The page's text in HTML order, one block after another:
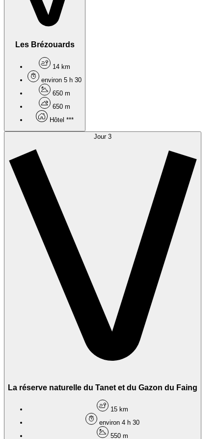
Les Brézouards
14 km
environ 5 h 30
650 m
650 m
Hôtel ***
Jour 3
La réserve naturelle du Tanet et du Gazon du Faing
15 km
environ 4 h 30
550 m